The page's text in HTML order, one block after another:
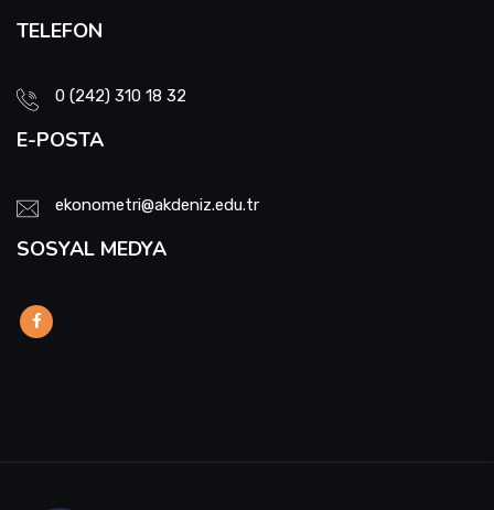
TELEFON
0 (242) 310 18 32
E-POSTA
ekonometri@akdeniz.edu.tr
SOSYAL MEDYA